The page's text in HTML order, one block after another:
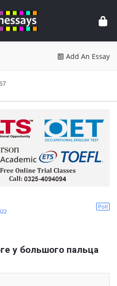
Add An Essay
Poll
у большого пальца